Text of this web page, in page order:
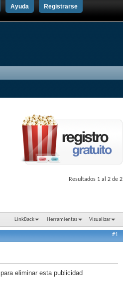
Registrarse
Ayuda
Resultados 1 al 2 de 2
LinkBack Herramientas Visualizar
#1
para eliminar esta publicidad